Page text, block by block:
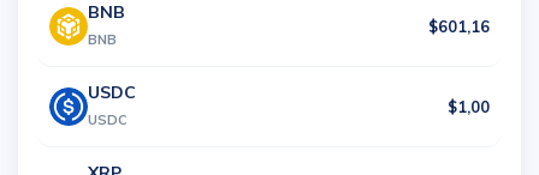
BNB
BNB
$601,16
USDC
USDC
$1,00